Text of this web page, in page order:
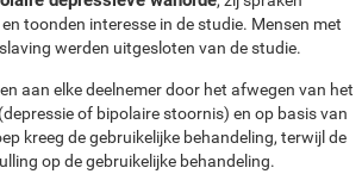
toonden interesse in de studie. Mensen met
werden uitgesloten van de studie.
aan elke deelnemer door het afwegen van het
of bipolaire stoornis) en op basis van
kreeg de gebruikelijke behandeling, terwijl de
op de gebruikelijke behandeling.